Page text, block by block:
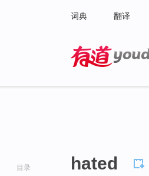
词典 翻译
目录 hated